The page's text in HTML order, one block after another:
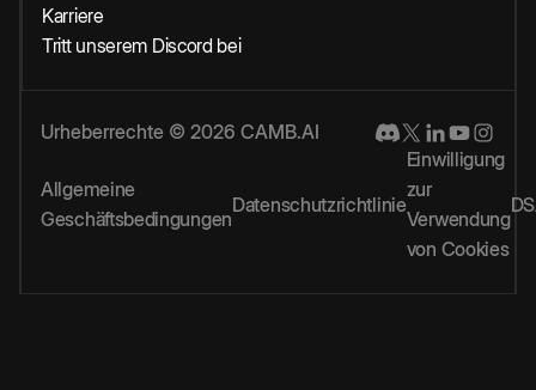
Karriere
Tritt unserem Discord bei
Urheberrechte © 2026 CAMB.AI
Allgemeine
Geschäftsbedingungen
Datenschutzrichtlinie
Einwilligung
zur
Verwendung
von Cookies